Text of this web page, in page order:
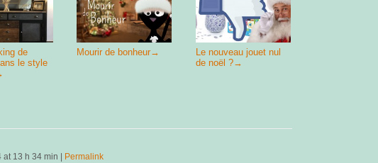
de
le style
Mourir de bonheur→
Le nouveau jouet nul
de noël ?→
at 13 h 34 min Permalink